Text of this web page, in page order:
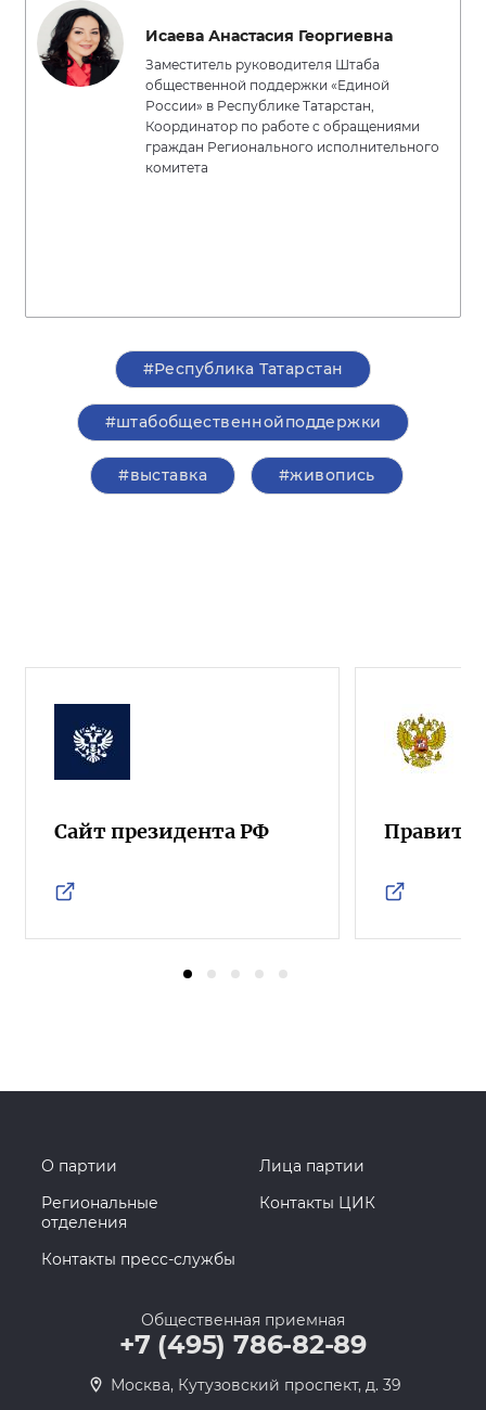
Исаева Анастасия Георгиевна
Заместитель руководителя Штаба
общественной поддержки «Единой
России» в Республике Татарстан,
Координатор по работе с обращениями
граждан Регионального исполнительного
комитета
#Республика Татарстан
#штабобщественнойподдержки
#выставка #живопись
Сайт президента РФ
О партии
Лица партии
Региональные
отделения
Контакты ЦИК
Контакты пресс-службы
Общественная приемная
+7 (495) 786-82-89
Москва, Кутузовский проспект, д. 39